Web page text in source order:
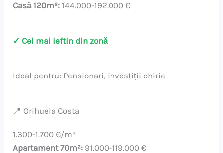
Casă 120m²: 144.000-192.000 €
✓ Cel mai ieftin din zonă
Ideal pentru: Pensionari, investiții chirie
📍 Orihuela Costa
1.300-1.700 €/m²
Apartament 70m²: 91.000-119.000 €